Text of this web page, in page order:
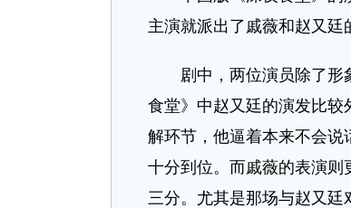
主演就派出了戚薇和赵又廷
剧中，两位演员除了形象
食堂》中赵又廷的演发比较
解环节，他逼着本来不会说
十分到位。而戚薇的表演
三分。尤其是那场与赵又